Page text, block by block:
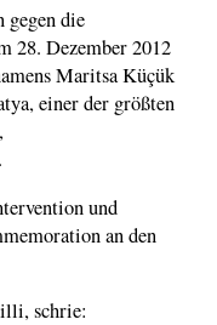
die
28. Dezember 2012
Maritsa Küçük
einer der größten
.
und
an den
schrie: